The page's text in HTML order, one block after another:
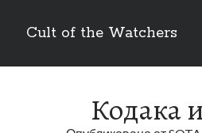
Cult of the Watchers
Боковая
панельКодака